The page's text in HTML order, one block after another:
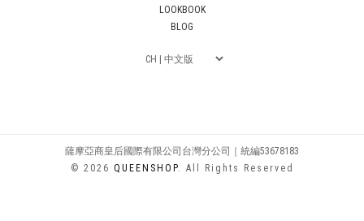
LOOKBOOK
BLOG
薩摩亞商皇后國際有限公司台灣分公司｜統編53678183
© 2026 QUEENSHOP. All Rights Reserved